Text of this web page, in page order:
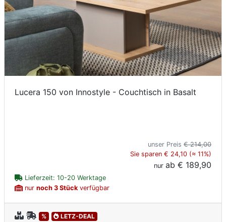
Lucera 150 von Innostyle - Couchtisch in Basalt
unser Preis € 214,00
Sie sparen € 24,10 (≈ 11%)
nur ab € 189,90
Lieferzeit: 10-20 Werktage
nur noch 3 Stückverfügbar
% LETZ-DEAL